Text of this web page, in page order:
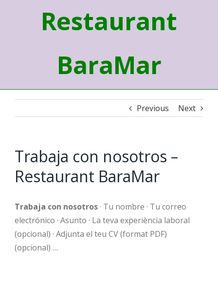
Restaurant
BaraMar
Previous Next
Trabaja con nosotros –
Restaurant BaraMar
Trabaja con nosotros· Tu nombre · Tu correo
electrónico · Asunto · La teva experiència laboral
(opcional) · Adjunta el teu CV (format PDF)
(opcional) …